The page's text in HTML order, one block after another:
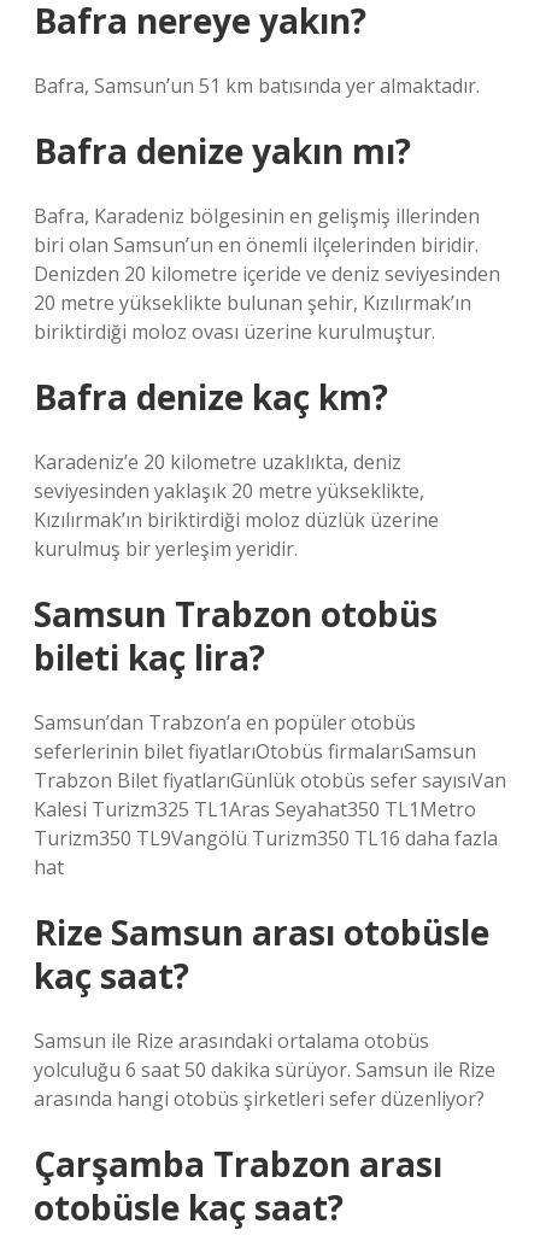
Bafra nereye yakın?
Bafra, Samsun’un 51 km batısında yer almaktadır.
Bafra denize yakın mı?
Bafra, Karadeniz bölgesinin en gelişmiş illerinden
biri olan Samsun’un en önemli ilçelerinden biridir.
Denizden 20 kilometre içeride ve deniz seviyesinden
20 metre yükseklikte bulunan şehir, Kızılırmak’ın
biriktirdiği moloz ovası üzerine kurulmuştur.
Bafra denize kaç km?
Karadeniz’e 20 kilometre uzaklıkta, deniz
seviyesinden yaklaşık 20 metre yükseklikte,
Kızılırmak’ın biriktirdiği moloz düzlük üzerine
kurulmuş bir yerleşim yeridir.
Samsun Trabzon otobüs
bileti kaç lira?
Samsun’dan Trabzon’a en popüler otobüs
seferlerinin bilet fiyatlarıOtobüs firmalarıSamsun
Trabzon Bilet fiyatlarıGünlük otobüs sefer sayısıVan
Kalesi Turizm325 TL1Aras Seyahat350 TL1Metro
Turizm350 TL9Vangölü Turizm350 TL16 daha fazla
hat
Rize Samsun arası otobüsle
kaç saat?
Samsun ile Rize arasındaki ortalama otobüs
yolculuğu 6 saat 50 dakika sürüyor. Samsun ile Rize
arasında hangi otobüs şirketleri sefer düzenliyor?
Çarşamba Trabzon arası
otobüsle kaç saat?